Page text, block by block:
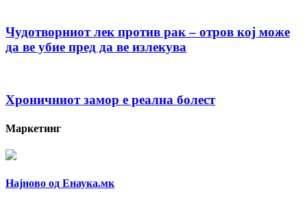
Чудотворниот лек против рак – отров кој може
да ве убие пред да ве излекува
Хроничниот замор е реална болест
Маркетинг
Најново од Енаука.мк